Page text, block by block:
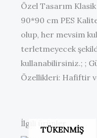
Özel Tasarım
90*90 cm PES
olup, her mevsim
terletmeyecek
kullanabilirsiniz.; ;
Özellikleri: Hafiftir
İlgili ürünler
TÜKENMIŞ